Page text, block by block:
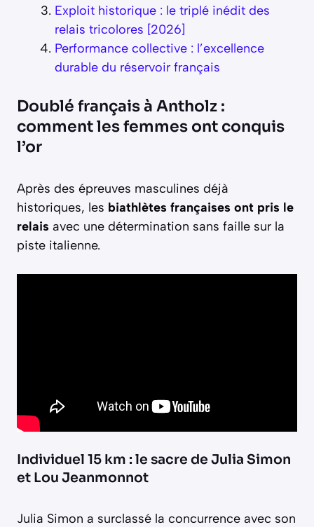
Exploit historique : le triplé inédit des
relais tricolores [2026]
Performance collective : l’excellence
durable du réservoir français
Doublé français à Antholz :
comment les femmes ont conquis
l’or
Après des épreuves masculines déjà
historiques, les biathlètes françaises ont pris le
relais avec une détermination sans faille sur la
piste italienne.
Individuel 15 km : le sacre de Julia Simon
et Lou Jeanmonnot
Julia Simon a surclassé la concurrence avec son